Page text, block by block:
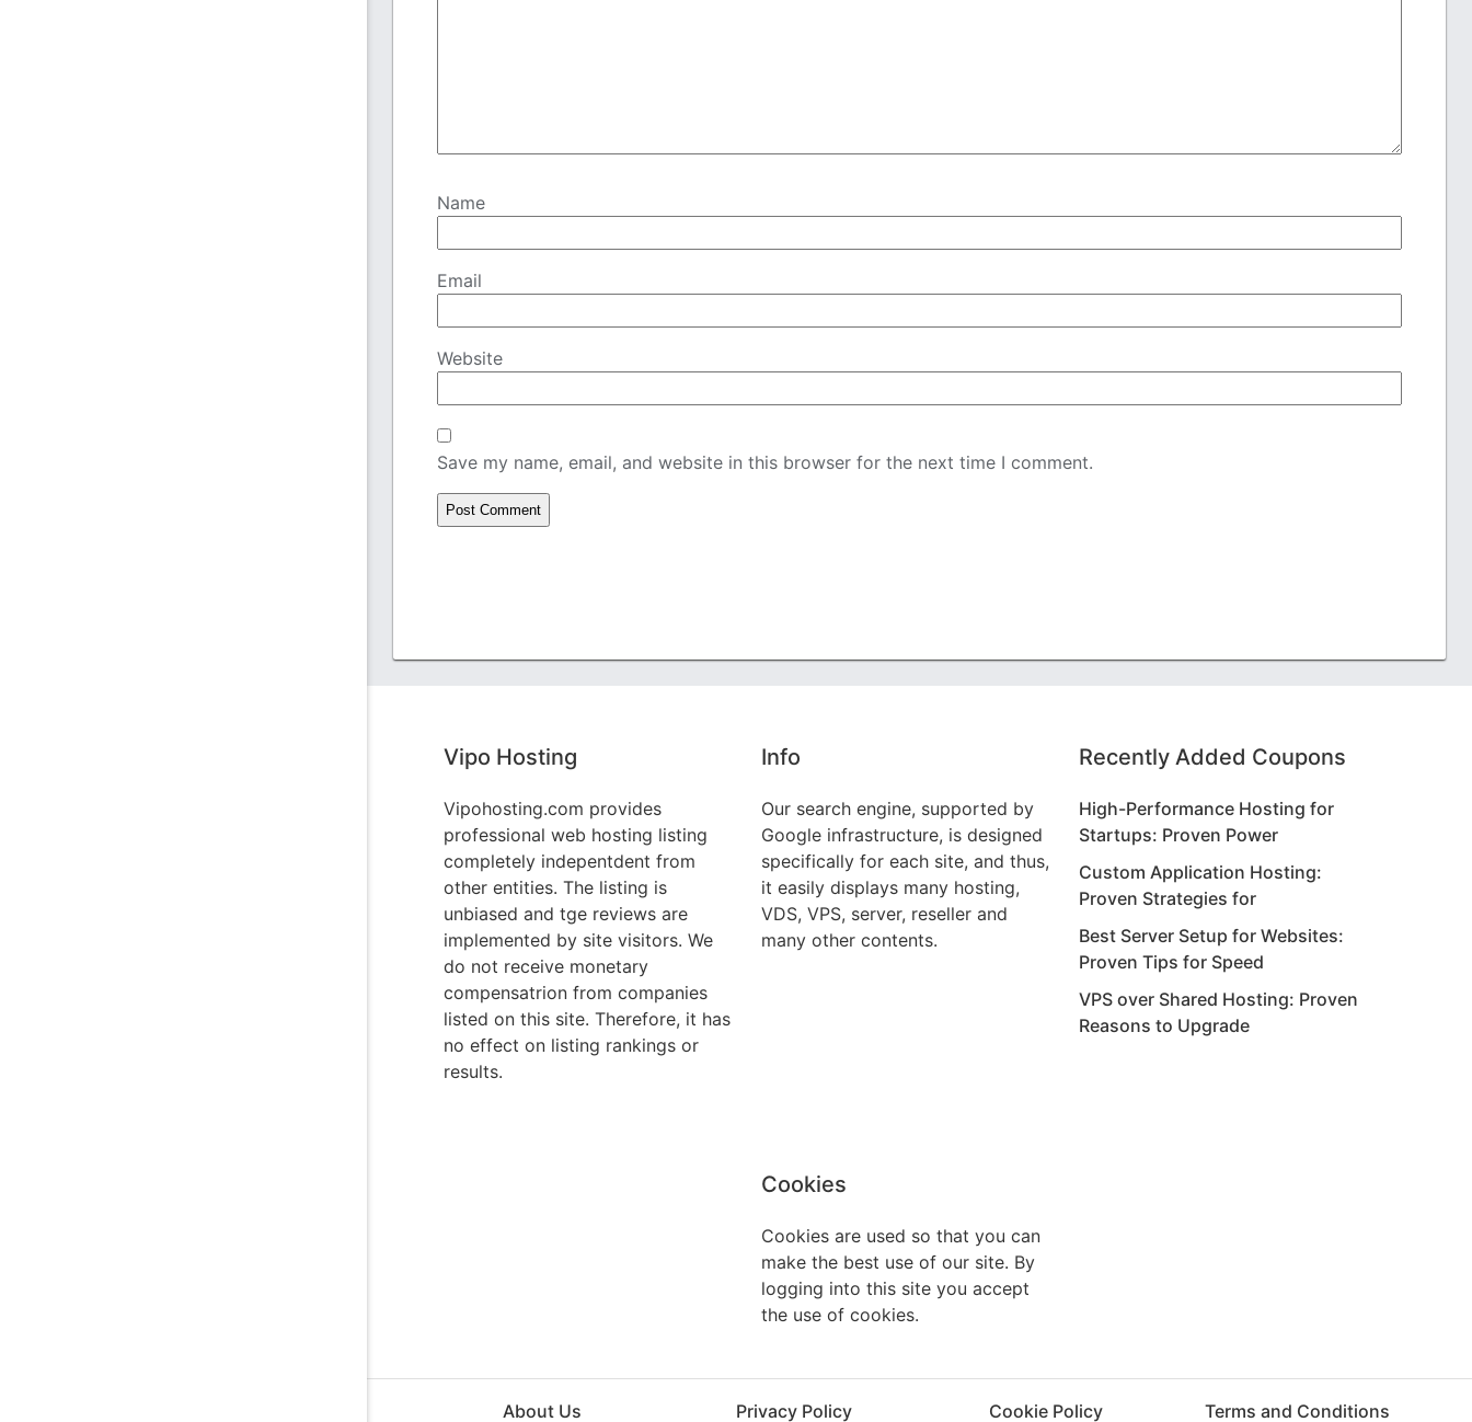
Name
Email
Website
Save my name, email, and website in this browser for the next time I comment.
Vipo Hosting
Vipohosting.com provides
professional web hosting listing
completely indepentdent from
other entities. The listing is
unbiased and tge reviews are
implemented by site visitors. We
do not receive monetary
compensatrion from companies
listed on this site. Therefore, it has
no effect on listing rankings or
results.
Info
Our search engine, supported by
Google infrastructure, is designed
specifically for each site, and thus,
it easily displays many hosting,
VDS, VPS, server, reseller and
many other contents.
Recently Added Coupons
High-Performance Hosting for
Startups: Proven Power
Custom Application Hosting:
Proven Strategies for
Best Server Setup for Websites:
Proven Tips for Speed
VPS over Shared Hosting: Proven
Reasons to Upgrade
Cookies
Cookies are used so that you can
make the best use of our site. By
logging into this site you accept
the use of cookies.
About Us Privacy Policy Cookie Policy Terms and Conditions